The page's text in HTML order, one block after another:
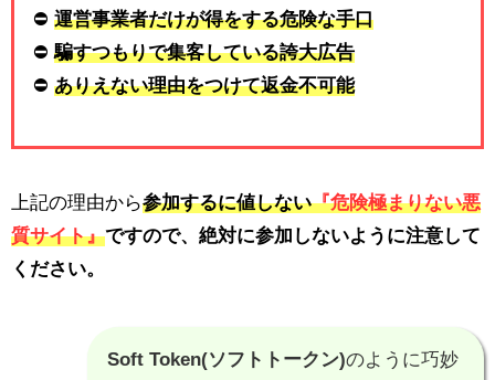
⛔ 運営事業者だけが得をする危険な手口
⛔騙すつもりで集客している誇大広告
⛔ ありえない理由をつけて返金不可能
上記の理由から参加するに値しない『危険極まりない悪
質サイト』ですので、 絶対に参加しないように注意して
ください。
Soft Token(ソフトトークン)のように巧妙